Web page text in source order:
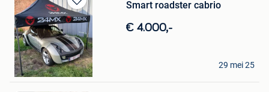
Bewaren
in
Mijn
Favorieten
Smart roadster cabrio
€ 4.000,-
zwette
Mol
29 mei 25